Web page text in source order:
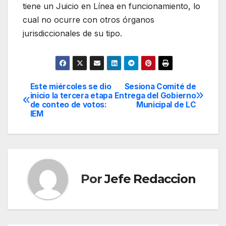
tiene un Juicio en Línea en funcionamiento, lo
cual no ocurre con otros órganos
jurisdiccionales de su tipo.
Navegación
de
entradas
Sesiona Comité de
Entrega del Gobierno
Municipal de LC
Este miércoles se dio
inicio la tercera etapa
de conteo de votos:
IEM
PorJefe Redaccion